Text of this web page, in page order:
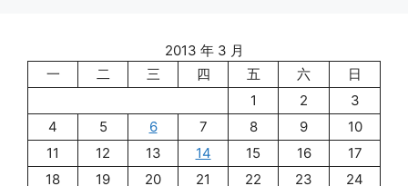
2013 年 3 月
一
二 三 四 五 六
日
1
2
3
4
5 6 7 8 9
10
11
12 13 14 15 16
17
18
19 20 21 22 23 24